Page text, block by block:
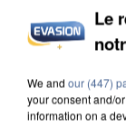
Le
We and our (447)
your consent and/
information on a